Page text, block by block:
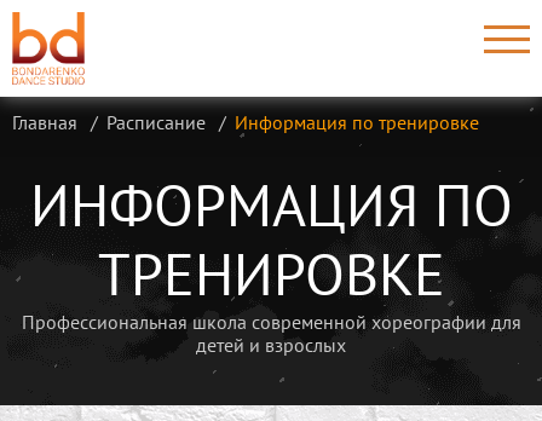
Главная Расписание Информация по тренировке
ИНФОРМАЦИЯ ПО
ТРЕНИРОВКЕ
Профессиональная школа современной хореографии для
детей и взрослых